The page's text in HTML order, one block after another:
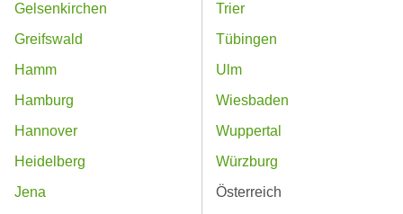
Gelsenkirchen
Greifswald
Hamm
Hamburg
Hannover
Heidelberg
Jena
Trier
Tübingen
Ulm
Wiesbaden
Wuppertal
Würzburg
Österreich